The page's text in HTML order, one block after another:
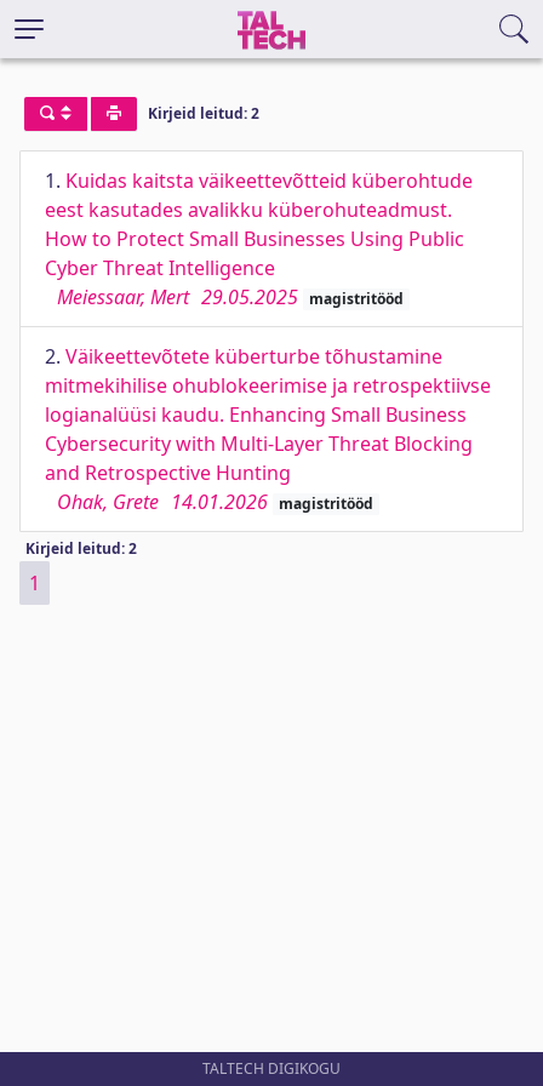
Kirjeid leitud: 2
1. Kuidas kaitsta väikeettevõtteid küberohtude
eest kasutades avalikku küberohuteadmust.
How to Protect Small Businesses Using Public
Cyber Threat Intelligence
Meiessaar, Mert 29.05.2025 magistritööd
2. Väikeettevõtete küberturbe tõhustamine
mitmekihilise ohublokeerimise ja retrospektiivse
logianalüüsi kaudu. Enhancing Small Business
Cybersecurity with Multi-Layer Threat Blocking
and Retrospective Hunting
Ohak, Grete 14.01.2026 magistritööd
Kirjeid leitud: 2
1
TALTECH DIGIKOGU